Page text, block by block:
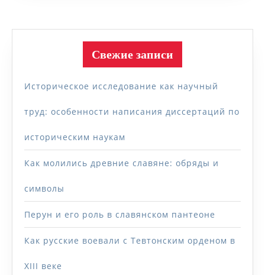
Свежие записи
Историческое исследование как научный
труд: особенности написания диссертаций по
историческим наукам
Как молились древние славяне: обряды и
символы
Перун и его роль в славянском пантеоне
Как русские воевали с Тевтонским орденом в
XIII веке